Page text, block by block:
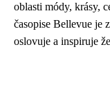
oblasti módy, krásy,
časopise Bellevue je
oslovuje a inspiruje